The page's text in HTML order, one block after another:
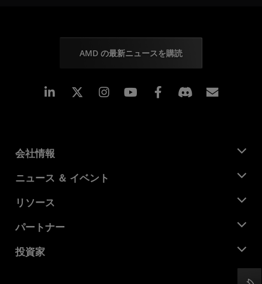
AMD の最新ニュースを購読
Linkedin Instagram Facebook
会社情報
AMD について
企業責任
キャリア
お問い合わせ
ニュース ＆ イベント
ニュースルーム
メディア ライブラリ
リソース
デベロッパー セントラル
ケース スタディ
パートナー
AMD パートナー ハブ
投資家